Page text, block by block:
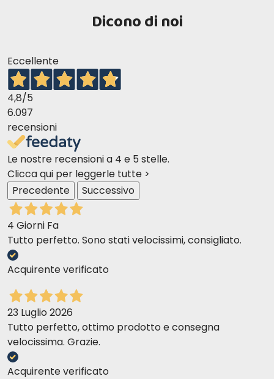
Dicono di noi
Eccellente
4,8/5
6.097
recensioni
Le nostre recensioni a 4 e 5 stelle.
Clicca qui per leggerle tutte >
Precedente
Successivo
4 Giorni Fa
Tutto perfetto. Sono stati velocissimi, consigliato.
Acquirente verificato
23 Luglio 2026
Tutto perfetto, ottimo prodotto e consegna
velocissima. Grazie.
Acquirente verificato